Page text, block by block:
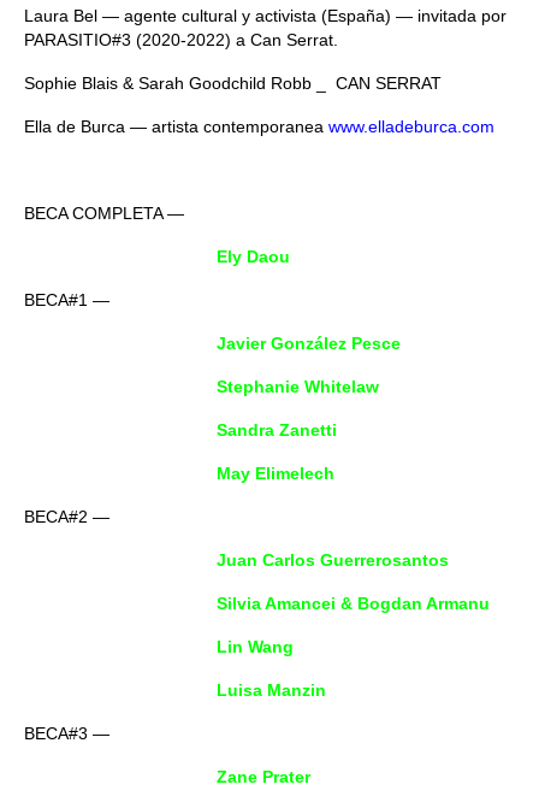
Laura Bel — agente cultural y activista (España) — invitada por
PARASITIO#3 (2020-2022) a Can Serrat.
Sophie Blais & Sarah Goodchild Robb _ CAN SERRAT
Ella de Burca — artista contemporanea www.elladeburca.com
BECA COMPLETA —
Ely Daou
BECA#1 —
Javier González Pesce
Stephanie Whitelaw
Sandra Zanetti
May Elimelech
BECA#2 —
Juan Carlos Guerrerosantos
Silvia Amancei & Bogdan Armanu
Lin Wang
Luisa Manzin
BECA#3 —
Zane Prater